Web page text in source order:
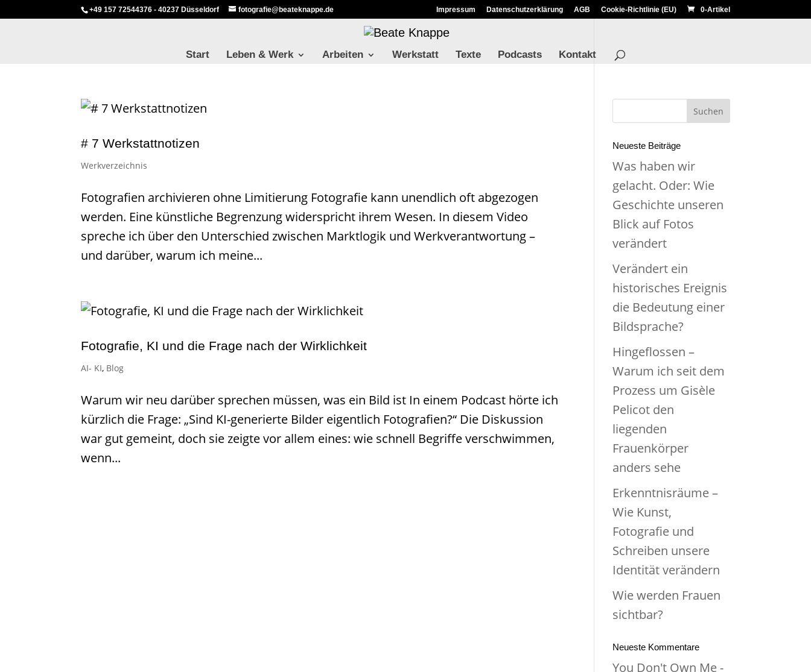
+49 157 72544376 - 40237 Düsseldorf fotografie@beateknappe.de Impressum Datenschutzerklärung AGB Cookie-Richtlinie (EU) 0-Artikel
Start Leben & Werk Arbeiten Werkstatt Texte Podcasts Kontakt
# 7 Werkstattnotizen
Werkverzeichnis
Fotografien archivieren ohne Limitierung Fotografie kann unendlich oft abgezogen
werden. Eine künstliche Begrenzung widerspricht ihrem Wesen. In diesem Video
spreche ich über den Unterschied zwischen Marktlogik und Werkverantwortung –
und darüber, warum ich meine...
Fotografie, KI und die Frage nach der Wirklichkeit
AI- KI, Blog
Warum wir neu darüber sprechen müssen, was ein Bild ist In einem Podcast hörte ich
kürzlich die Frage: „Sind KI-generierte Bilder eigentlich Fotografien?“ Die Diskussion
war gut gemeint, doch sie zeigte vor allem eines: wie schnell Begriffe verschwimmen,
wenn...
Neueste Beiträge
Was haben wir
gelacht. Oder: Wie
Geschichte unseren
Blick auf Fotos
verändert
Verändert ein
historisches Ereignis
die Bedeutung einer
Bildsprache?
Hingeflossen –
Warum ich seit dem
Prozess um Gisèle
Pelicot den
liegenden
Frauenkörper
anders sehe
Erkenntnisräume –
Wie Kunst,
Fotografie und
Schreiben unsere
Identität verändern
Wie werden Frauen
sichtbar?
Neueste Kommentare
You Don't Own Me -